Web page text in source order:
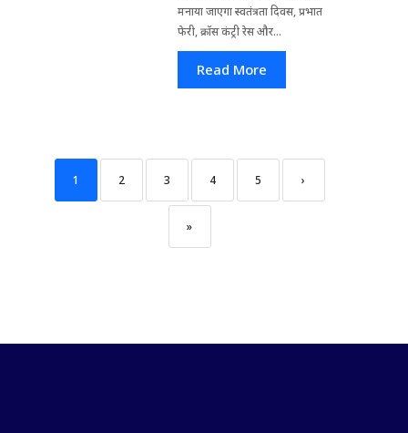
मनाया जाएगा स्वतंत्रता दिवस, प्रभात
फेरी, क्रॉस कंट्री रेस और...
Read More
1 2 3 4 5 ›
»